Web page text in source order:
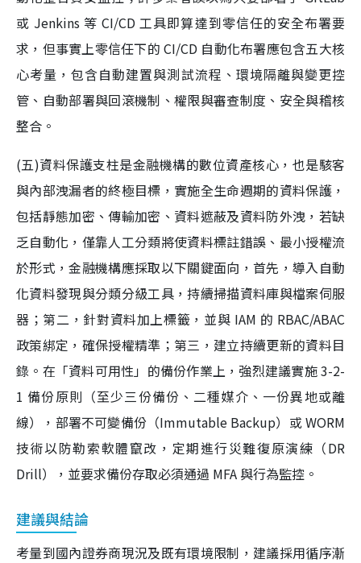
或 Jenkins 等 CI/CD 工具即算達到零信任的安全布署要
求，但事實上零信任下的 CI/CD 自動化布署應包含五大核
心考量，包含自動建置與測試流程、環境隔離與變更控
管、自動部署與回滾機制、權限與審查制度、安全與稽核
整合。
(五)資料保護支柱是金融機構的數位資產核心，也是駭客
與內部洩漏者的終極目標，實施全生命週期的資料保護，
包括靜態加密、傳輸加密、資料遮蔽及資料防外洩，若缺
乏自動化，僅靠人工分類將使資料標註錯誤、最小授權流
於形式，金融機構應採取以下關鍵面向，首先，導入自動
化資料發現與分類分級工具，持續掃描資料庫與檔案伺服
器；第二，針對資料加上標籤，並與 IAM 的 RBAC/ABAC
政策綁定，確保授權精準；第三，建立持續更新的資料目
錄。在「資料可用性」的備份作業上，強烈建議實施 3-2-
1 備份原則（至少三份備份、二種媒介、一份異地或離
線），部署不可變備份（Immutable Backup）或 WORM
技術以防勒索軟體竄改，定期進行災難復原演練（DR
Drill），並要求備份存取必須通過 MFA 與行為監控。
建議與結論
考量到國內證券商現況及既有環境限制，建議採用循序漸